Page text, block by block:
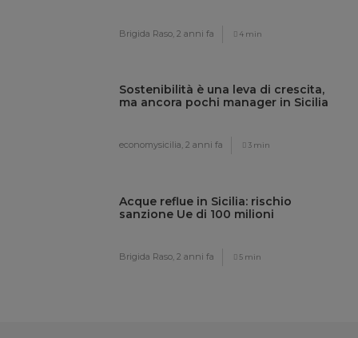
Brigida Raso,2 anni fa 4 min
Sostenibilità è una leva di crescita,
ma ancora pochi manager in Sicilia
economysicilia,2 anni fa 3 min
Acque reflue in Sicilia: rischio
sanzione Ue di 100 milioni
Brigida Raso,2 anni fa 5 min